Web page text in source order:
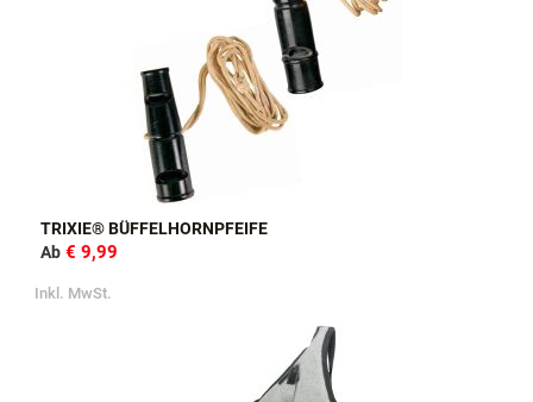
TRIXIE® BÜFFELHORNPFEIFE
Ab € 9,99
Inkl. MwSt.